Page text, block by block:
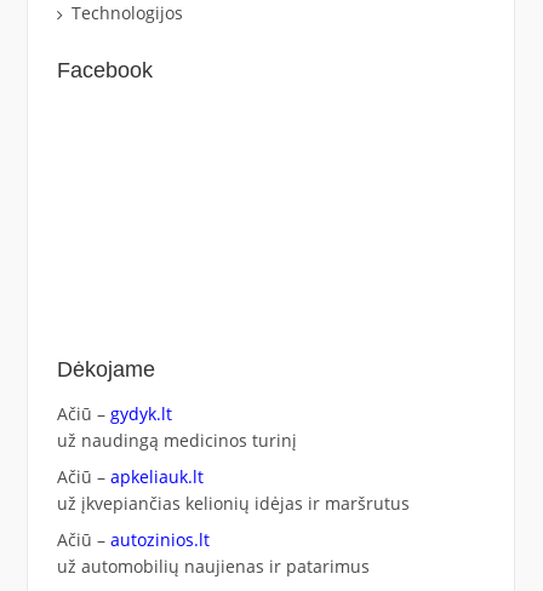
Technologijos
Facebook
Dėkojame
Ačiū – gydyk.lt
už naudingą medicinos turinį
Ačiū – apkeliauk.lt
už įkvepiančias kelionių idėjas ir maršrutus
Ačiū – autozinios.lt
už automobilių naujienas ir patarimus